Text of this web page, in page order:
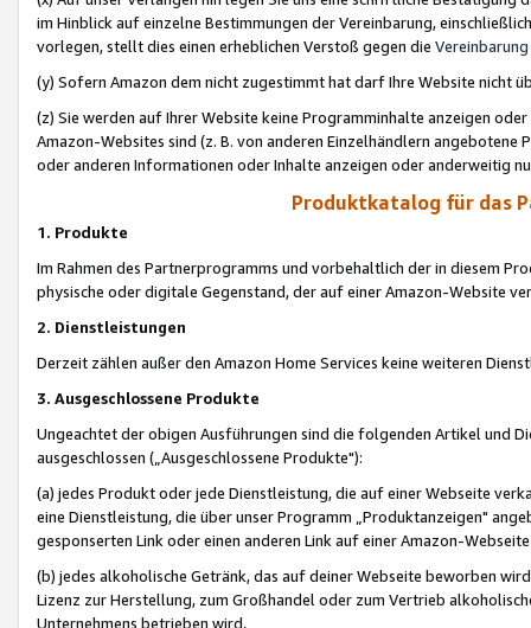
im Hinblick auf einzelne Bestimmungen der Vereinbarung,
vorlegen, stellt dies einen erheblichen Verstoß gegen die Vereinbarung
(y) Sofern Amazon dem nicht zugestimmt hat darf Ihre Website nicht
(z) Sie werden auf Ihrer Website keine Programminhalte anzeigen
Amazon-Websites sind (z. B. von anderen Einzelhändlern
oder anderen Informationen oder Inhalte anzeigen oder anderweitig
Produktkatalog für das
1. Produkte
Im Rahmen des Partnerprogramms und vorbehaltlich der in diesem
physische oder digitale Gegenstand, der auf einer Amazon-Website
2. Dienstleistungen
Derzeit zählen außer den Amazon Home Services keine weiteren
3. Ausgeschlossene Produkte
Ungeachtet der obigen Ausführungen sind die folgenden Artikel und
ausgeschlossen („Ausgeschlossene Produkte"):
(a) jedes Produkt oder jede Dienstleistung, die auf einer Webseite
eine Dienstleistung, die über unser Programm „Produktanzeigen"
gesponserten Link oder einen anderen Link auf einer Amazon-
(b) jedes alkoholische Getränk, das auf deiner Webseite beworben
Lizenz zur Herstellung, zum Großhandel oder zum Vertrieb
Unternehmens betrieben wird,